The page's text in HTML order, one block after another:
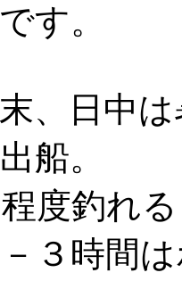
す。
、日中
船。
度釣れ
３時間